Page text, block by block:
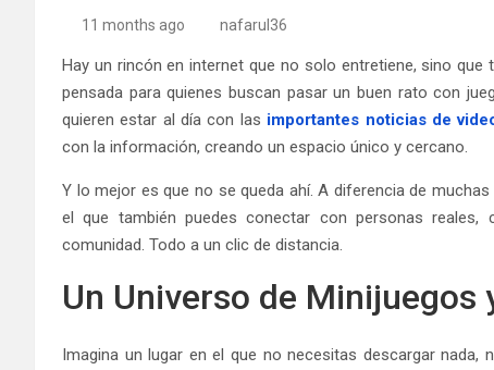
11 months ago nafarul36
Hay un rincón en internet que no solo entretiene, sino que
pensada para quienes buscan pasar un buen rato con
quieren estar al día con las importantes noticias de
con la información, creando un espacio único y cercano.
Y lo mejor es que no se queda ahí. A diferencia de
el que también puedes conectar con personas
comunidad. Todo a un clic de distancia.
Un Universo de
Imagina un lugar en el que no necesitas descargar